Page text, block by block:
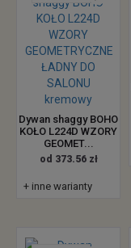
Dywan shaggy BOHO
KOŁO L224D WZORY
GEOMET...
od 373.56 zł
+ inne warianty